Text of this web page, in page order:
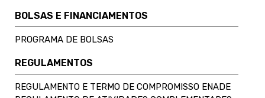
BOLSAS E FINANCIAMENTOS
PROGRAMA DE BOLSAS
REGULAMENTOS
REGULAMENTO E TERMO DE COMPROMISSO ENADE